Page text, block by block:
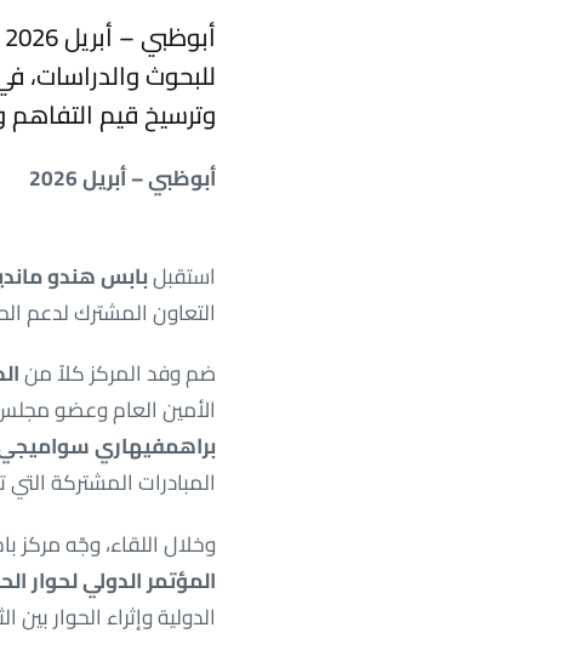
للبحوث والدراسات،
وترسيخ قيم التفاهم
أبوظبي – أبريل 2026
استقبلبابس هندو
التعاون المشترك لدعم
ضم وفد المركز كلاً من
الأمين العام وعضو
براهمفيهاري
المبادرات المشتركة
وخلال اللقاء، وجّه مركز
المؤتمر الدولي لحوار
الدولية وإثراء الحوار